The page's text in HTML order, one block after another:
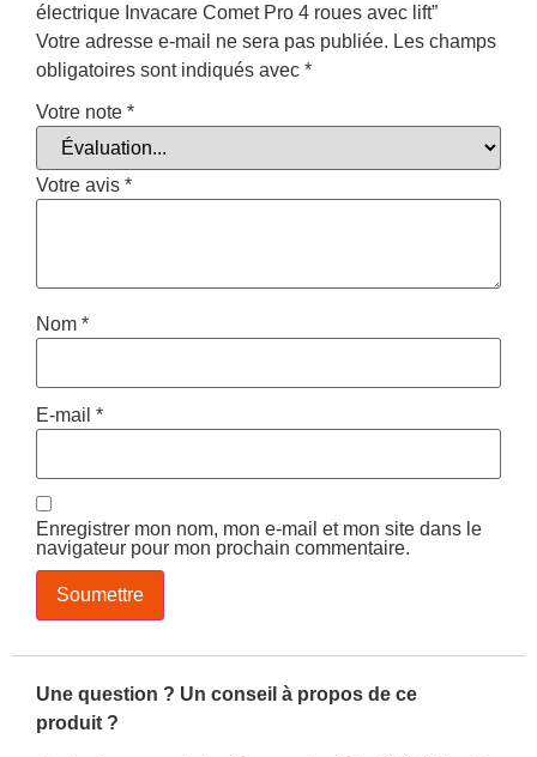
électrique Invacare Comet Pro 4 roues avec lift”
Votre adresse e-mail ne sera pas publiée. Les champs
obligatoires sont indiqués avec *
Votre note *
Votre avis *
Nom *
E-mail *
Enregistrer mon nom, mon e-mail et mon site dans le
navigateur pour mon prochain commentaire.
Une question ? Un conseil à propos de ce
produit ?